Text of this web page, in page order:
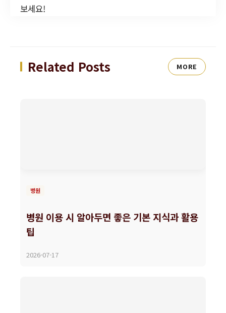
보세요!
Related Posts MORE
병원
병원 이용 시 알아두면 좋은 기본 지식과 활용
팁
2026-07-17